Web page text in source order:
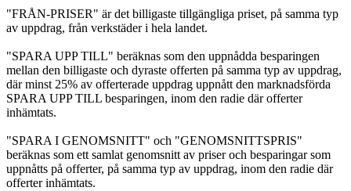
"FRÅN-PRISER" är det billigaste tillgängliga priset, på samma typ
av uppdrag, från verkstäder i hela landet.
"SPARA UPP TILL" beräknas som den uppnådda besparingen
mellan den billigaste och dyraste offerten på samma typ av uppdrag,
där minst 25% av offerterade uppdrag uppnått den marknadsförda
SPARA UPP TILL besparingen, inom den radie där offerter
inhämtats.
"SPARA I GENOMSNITT" och "GENOMSNITTSPRIS"
beräknas som ett samlat genomsnitt av priser och besparingar som
uppnåtts på offerter, på samma typ av uppdrag, inom den radie där
offerter inhämtats.